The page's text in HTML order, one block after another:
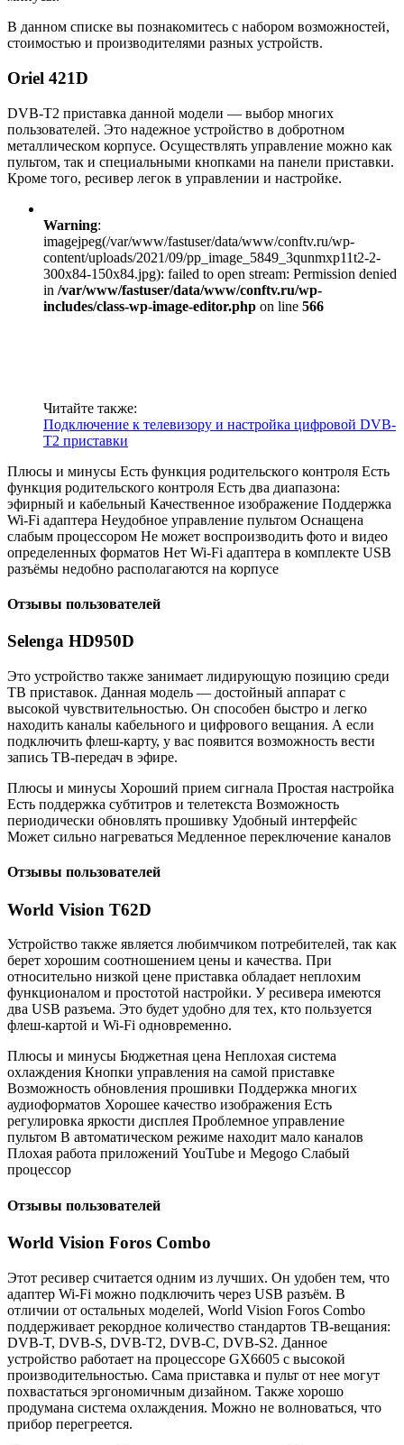
В данном списке вы познакомитесь с набором возможностей,
стоимостью и производителями разных устройств.
Oriel 421D
DVB-T2 приставка данной модели — выбор многих
пользователей. Это надежное устройство в добротном
металлическом корпусе. Осуществлять управление можно как
пультом, так и специальными кнопками на панели приставки.
Кроме того, ресивер легок в управлении и настройке.
Warning:
imagejpeg(/var/www/fastuser/data/www/conftv.ru/wp-
content/uploads/2021/09/pp_image_5849_3qunmxp11t2-2-
300x84-150x84.jpg): failed to open stream: Permission denied
in /var/www/fastuser/data/www/conftv.ru/wp-
includes/class-wp-image-editor.php on line 566
Читайте также:
Подключение к телевизору и настройка цифровой DVB-
T2 приставки
Плюсы и минусы Есть функция родительского контроля Есть
функция родительского контроля Есть два диапазона:
эфирный и кабельный Качественное изображение Поддержка
Wi-Fi адаптера Неудобное управление пультом Оснащена
слабым процессором Не может воспроизводить фото и видео
определенных форматов Нет Wi-Fi адаптера в комплекте USB
разъёмы недобно располагаются на корпусе
Отзывы пользователей
Selenga HD950D
Это устройство также занимает лидирующую позицию среди
ТВ приставок. Данная модель — достойный аппарат с
высокой чувствительностью. Он способен быстро и легко
находить каналы кабельного и цифрового вещания. А если
подключить флеш-карту, у вас появится возможность вести
запись ТВ-передач в эфире.
Плюсы и минусы Хороший прием сигнала Простая настройка
Есть поддержка субтитров и телетекста Возможность
периодически обновлять прошивку Удобный интерфейс
Может сильно нагреваться Медленное переключение каналов
Отзывы пользователей
World Vision T62D
Устройство также является любимчиком потребителей, так как
берет хорошим соотношением цены и качества. При
относительно низкой цене приставка обладает неплохим
функционалом и простотой настройки. У ресивера имеются
два USB разъема. Это будет удобно для тех, кто пользуется
флеш-картой и Wi-Fi одновременно.
Плюсы и минусы Бюджетная цена Неплохая система
охлаждения Кнопки управления на самой приставке
Возможность обновления прошивки Поддержка многих
аудиоформатов Хорошее качество изображения Есть
регулировка яркости дисплея Проблемное управление
пультом В автоматическом режиме находит мало каналов
Плохая работа приложений YouTube и Megogo Слабый
процессор
Отзывы пользователей
World Vision Foros Combo
Этот ресивер считается одним из лучших. Он удобен тем, что
адаптер Wi-Fi можно подключить через USB разъём. В
отличии от остальных моделей, World Vision Foros Combo
поддерживает рекордное количество стандартов ТВ-вещания:
DVB-T, DVB-S, DVB-T2, DVB-C, DVB-S2. Данное
устройство работает на процессоре GX6605 с высокой
производительностью. Сама приставка и пульт от нее могут
похвастаться эргономичным дизайном. Также хорошо
продумана система охлаждения. Можно не волноваться, что
прибор перегреется.